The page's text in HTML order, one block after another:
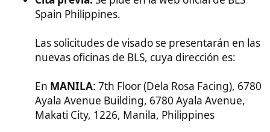
6. La entrevista (Posible)​
A veces, tras entregar los papeles en BLS, el
Consulado de España puede llamar a tu pareja para
una entrevista personal o telefónica.
Deben saberse los detalles del viaje: fechas,